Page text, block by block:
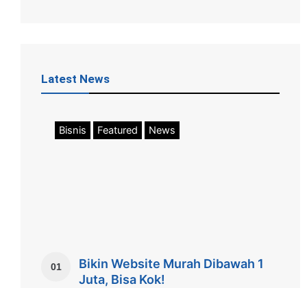
Latest News
Bisnis Featured News
01
Bikin Website Murah Dibawah 1
Juta, Bisa Kok!